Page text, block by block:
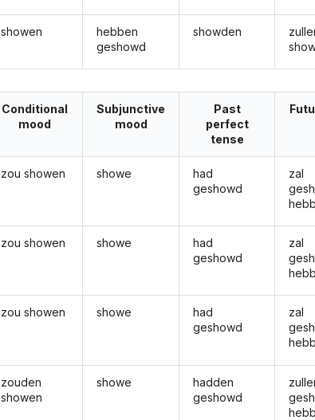
showen
hebben
geshowd
showden
Conditional
mood
zou showen
zou showen
zou showen
zouden
showen
Subjunctive
mood
showe
showe
showe
showe
Past
perfect
tense
had
geshowd
had
geshowd
had
geshowd
hadden
geshowd
zal
zal
zal